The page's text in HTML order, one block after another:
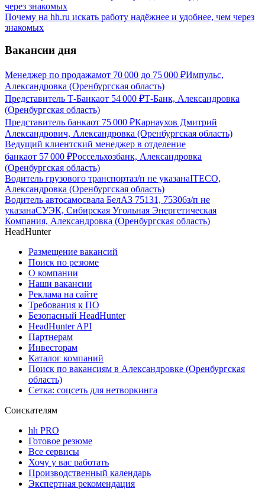
Почему на hh.ru искать работу надёжнее и удобнее, чем через
знакомых
Вакансии дня
Менеджер по продажамот 70 000 до 75 000 ₽Импульс,
Александровка (Оренбургская область)
Представитель Т-Банкаот 54 000 ₽Т-Банк, Александровка
(Оренбургская область)
Представитель банкаот 75 000 ₽Карнаухов Дмитрий
Александрович, Александровка (Оренбургская область)
Ведущий клиентский менеджер в отделение
банкаот 57 000 ₽Россельхозбанк, Александровка
(Оренбургская область)
Водитель грузового транспортаз/п не указанаITECO,
Александровка (Оренбургская область)
Водитель автосамосвала БелАЗ 75131, 75306з/п не
указанаСУЭК, Сибирская Угольная Энергетическая
Компания, Александровка (Оренбургская область)
HeadHunter
Размещение вакансий
Поиск по резюме
О компании
Наши вакансии
Реклама на сайте
Требования к ПО
Безопасный HeadHunter
HeadHunter API
Партнерам
Инвесторам
Каталог компаний
Поиск по вакансиям в Александровке (Оренбургская
область)
Сетка: соцсеть для нетворкинга
Соискателям
hh PRO
Готовое резюме
Все сервисы
Хочу у вас работать
Производственный календарь
Экспертная рекомендация